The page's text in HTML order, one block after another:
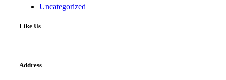
Uncategorized
Like Us
Address